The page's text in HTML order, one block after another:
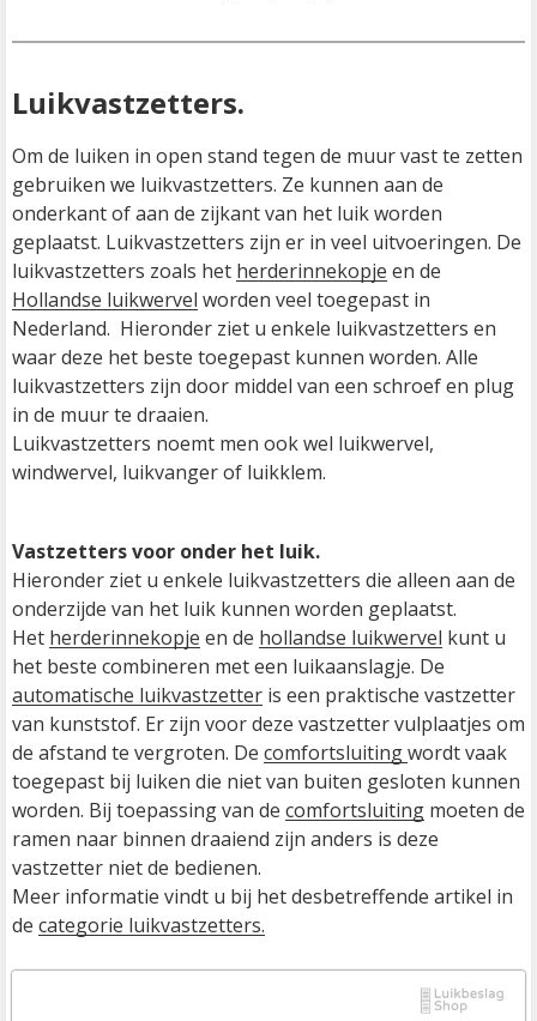
Luikvastzetters.
Om de luiken in open stand tegen de muur vast te zetten
gebruiken we luikvastzetters. Ze kunnen aan de
onderkant of aan de zijkant van het luik worden
geplaatst. Luikvastzetters zijn er in veel uitvoeringen. De
luikvastzetters zoals het herderinnekopje
Hollandse luikwervel worden veel toegepast in
Nederland.  Hieronder ziet u enkele luikvastzetters en
waar deze het beste toegepast kunnen worden. Alle
luikvastzetters zijn door middel van een schroef en plug
Luikvastzetters noemt men ook wel luikwervel,
windwervel, luikvanger of luikklem.
Vastzetters voor onder het luik.
Hieronder ziet u enkele luikvastzetters die alleen aan de
onderzijde van het luik kunnen worden geplaatst.
Het herderinnekopje en de hollandse luikwervel kunt u
automatische luikvastzetter is een praktische vastzetter
van kunststof. Er zijn voor deze vastzetter vulplaatjes om
de afstand te vergroten. De comfortsluiting wordt vaak
toegepast bij luiken die niet van buiten gesloten kunnen
worden. Bij toepassing van de comfortsluiting moeten de
ramen naar binnen draaiend zijn anders is deze
vastzetter niet de bedienen.
Meer informatie vindt u bij het desbetreffende artikel in
de categorie luikvastzetters.